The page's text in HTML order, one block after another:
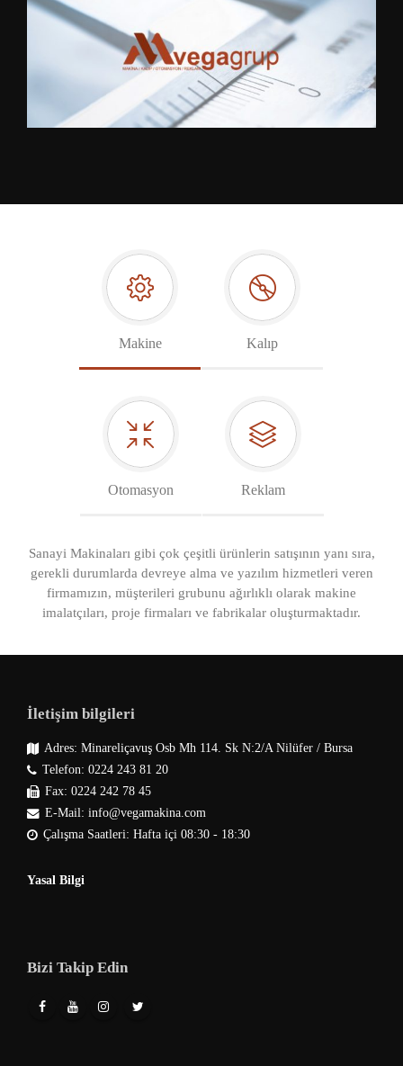
Makine Kalıp
Otomasyon Reklam
Sanayi Makinaları gibi çok çeşitli ürünlerin satışının yanı sıra,
gerekli durumlarda devreye alma ve yazılım hizmetleri veren
firmamızın, müşterileri grubunu ağırlıklı olarak makine
imalatçıları, proje firmaları ve fabrikalar oluşturmaktadır.
İletişim bilgileri
Adres: Minareliçavuş Osb Mh 114. Sk N:2/A Nilüfer / Bursa
Telefon: 0224 243 81 20
Fax: 0224 242 78 45
E-Mail: info@vegamakina.com
Çalışma Saatleri: Hafta içi 08:30 - 18:30
Yasal Bilgi
Bizi Takip Edin